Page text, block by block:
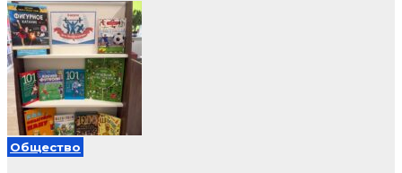
Общество